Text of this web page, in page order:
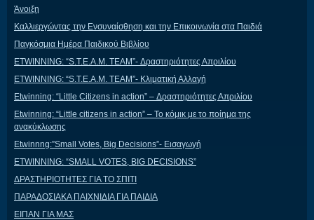
Άνοιξη
Καλλιεργώντας την Ενσυναίσθηση και την Επικοινωνία στα Παιδιά
Παγκόσμια Ημέρα Παιδικού Βιβλίου
ETWINNING: “S.T.E.A.M. TEAM”- Δραστηριότητες Απριλίου
ETWINNING: “S.T.E.A.M. TEAM”- Κλιματική Αλλαγή
Etwinning: “Little Citizens in action” – Δραστηριότητες Απριλίου
Etwinning: “Little citizens in action” – Το κόμικ με το ποίημα της
ανακύκλωσης
Etwinnng:”Small Votes, Big Decisions”- Εισαγωγή
ETWINNING: “SMALL VOTES, BIG DECISIONS”
ΔΡΑΣΤΗΡΙΟΤΗΤΕΣ ΓΙΑ ΤΟ ΣΠΙΤΙ
ΠΑΡΑΔΟΣΙΑΚΑ ΠΑΙΧΝΙΔΙΑ ΓΙΑ ΠΑΙΔΙΑ
ΕΙΠΑΝ ΓΙΑ ΜΑΣ